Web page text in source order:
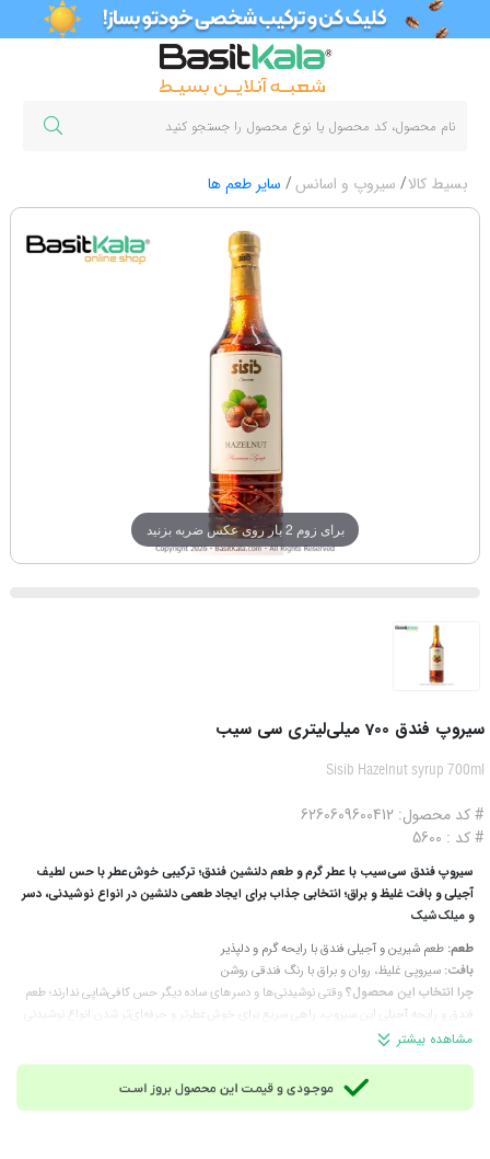
بسیط کالا سیروپ و اسانس سایر طعم ها
برای زوم 2 بار روی عکس ضربه بزنید
سیروپ فندق 700 میلی‌لیتری سی سیب
Sisib Hazelnut syrup 700ml
# کد محصول: 6260609600412
# کد : 5600
سیروپ فندق سی‌سیب با عطر گرم و طعم دلنشین فندق؛ ترکیبی خوش‌عطر با حس لطیف
آجیلی و بافت غلیظ و براق؛ انتخابی جذاب برای ایجاد طعمی دلنشین در انواع نوشیدنی، دسر
و میلک‌شیک
طعم: طعم شیرین و آجیلی فندق با رایحه گرم و دلپذیر
بافت: سیروپی غلیظ، روان و براق با رنگ فندقی روشن
چرا انتخاب این محصول؟وقتی نوشیدنی‌ها و دسرهای ساده دیگر حس کافی‌شاپی ندارند؛ طعم
فندق و رایحه آجیلی این سیروپ، راهی سریع برای خوش‌عطرتر و حرفه‌ای‌تر شدن انواع نوشیدنی
و دسر و انتخابی ایده‌آل برای ایجاد طعمی خاص و متفاوت است.
مناسب برای:
انواع نوشیدنی سرد و گرم، موکتل، میلک‌شیک، بستنی، دسر، پنکیک و تزئین
مشاهده بیشتر